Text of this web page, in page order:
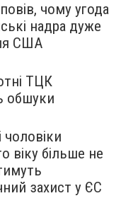
чому угода
надра дуже
США
ТЦК
обшуки
чоловіки
віку більше не
захист у ЄС